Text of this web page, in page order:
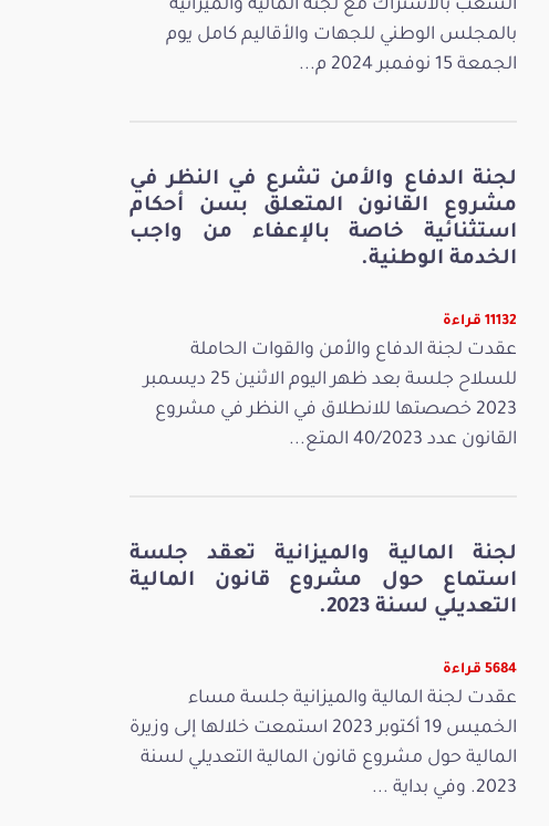
الشعب بالاشتراك مع لجنة المالية والميزانية
بالمجلس الوطني للجهات والأقاليم كامل يوم
الجمعة 15 نوفمبر 2024 م...
لجنة الدفاع والأمن تشرع في النظر في
مشروع القانون المتعلق بسن أحكام
استثنائية خاصة بالإعفاء من واجب
الخدمة الوطنية.
11132 قراءة
عقدت لجنة الدفاع والأمن والقوات الحاملة
للسلاح جلسة بعد ظهر اليوم الاثنين 25 ديسمبر
2023 خصصتها للانطلاق في النظر في مشروع
القانون عدد 40/2023 المتع...
لجنة المالية والميزانية تعقد جلسة
استماع حول مشروع قانون المالية
التعديلي لسنة 2023.
5684 قراءة
عقدت لجنة المالية والميزانية جلسة مساء
الخميس 19 أكتوبر 2023 استمعت خلالها إلى وزيرة
المالية حول مشروع قانون المالية التعديلي لسنة
2023. وفي بداية ...